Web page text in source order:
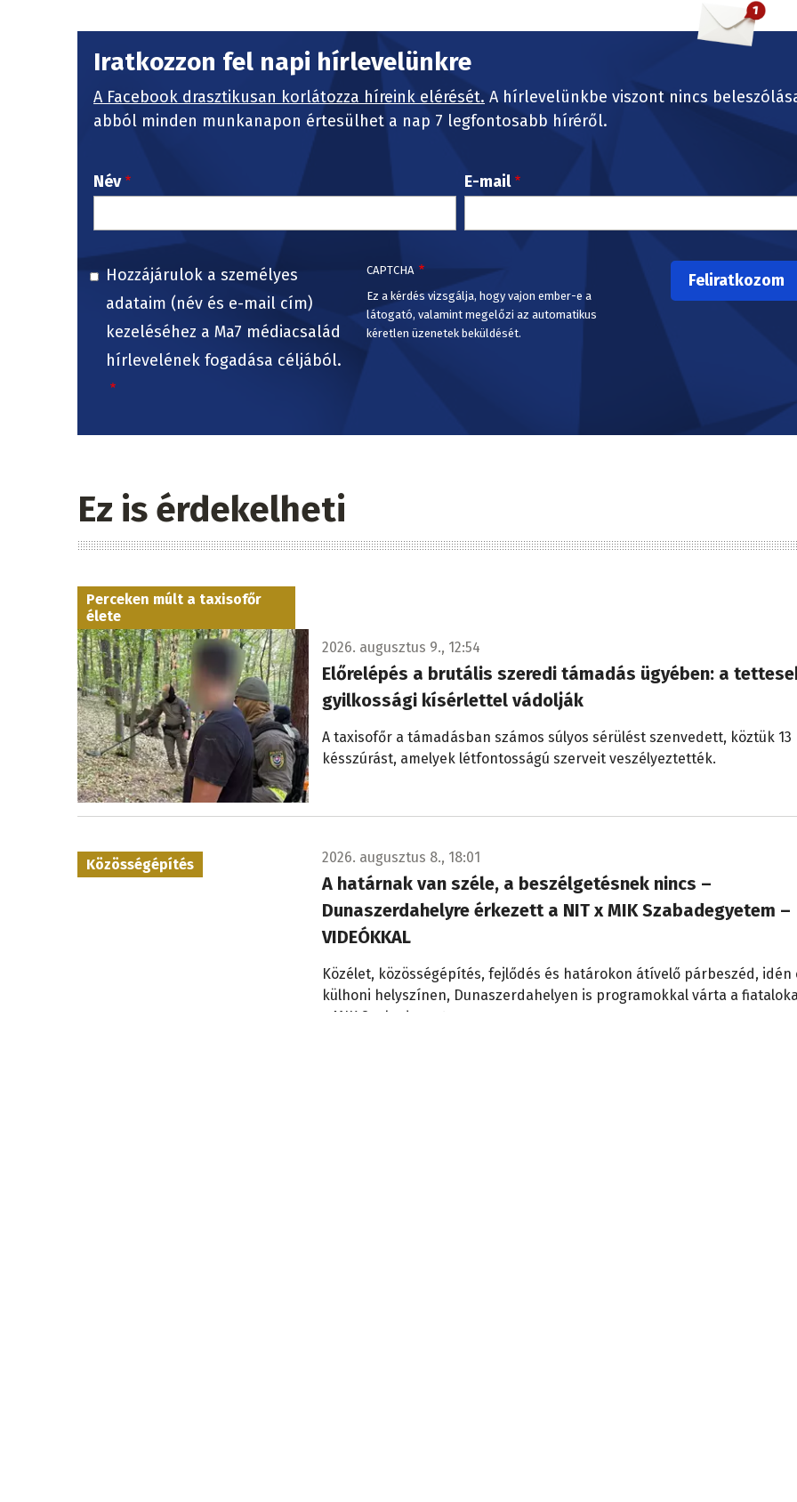
Iratkozzon fel napi hírlevelünkre
A Facebook drasztikusan korlátozza híreink elérését. A hírlevelünkbe viszont nincs
abból minden munkanapon értesülhet a nap 7 legfontosabb híréről.
Név E-mail
Hozzájárulok a személyes
adataim (név és e-mail cím)
kezeléséhez a Ma7 médiacsalád
hírlevelének fogadása céljából.
CAPTCHA
Ez a kérdés vizsgálja, hogy vajon ember-e a
látogató, valamint megelőzi az automatikus
kéretlen üzenetek beküldését.
Ez is érdekelheti
Perceken múlt a taxisofőr
élete
2026. augusztus 9., 12:54
Előrelépés a brutális szeredi támadás ügyében: a
gyilkossági kísérlettel vádolják
A taxisofőr a támadásban számos súlyos sérülést szenvedett, köztük 13
késszúrást, amelyek létfontosságú szerveit veszélyeztették.
Közösségépítés 2026. augusztus 8., 18:01
A határnak van széle, a beszélgetésnek nincs –
Dunaszerdahelyre érkezett a NIT x MIK Szabadegyetem –
VIDEÓKKAL
Közélet, közösségépítés, fejlődés és határokon átívelő párbeszéd, idén
külhoni helyszínen, Dunaszerdahelyen is programokkal várta a
x MIK Szabadegyetem.